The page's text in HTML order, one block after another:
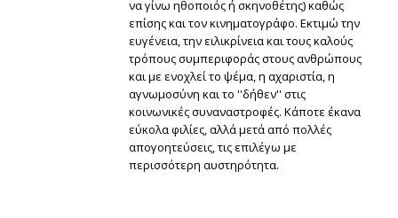
να γίνω ηθοποιός ή σκηνοθέτης) καθώς
επίσης και τον κινηματογράφο. Εκτιμώ την
ευγένεια, την ειλικρίνεια και τους καλούς
τρόπους συμπεριφοράς στους ανθρώπους
και με ενοχλεί το ψέμα, η αχαριστία, η
αγνωμοσύνη και το ''δήθεν'' στις
κοινωνικές συναναστροφές. Κάποτε έκανα
εύκολα φιλίες, αλλά μετά από πολλές
απογοητεύσεις, τις επιλέγω με
περισσότερη αυστηρότητα.